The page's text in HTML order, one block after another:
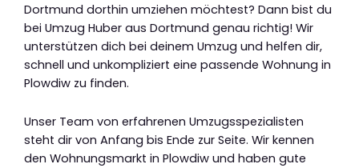
Dortmund dorthin umziehen möchtest? Dann bist du
bei Umzug Huber aus Dortmund genau richtig! Wir
unterstützen dich bei deinem Umzug und helfen dir,
schnell und unkompliziert eine passende Wohnung in
Plowdiw zu finden.
Unser Team von erfahrenen Umzugsspezialisten
steht dir von Anfang bis Ende zur Seite. Wir kennen
den Wohnungsmarkt in Plowdiw und haben gute